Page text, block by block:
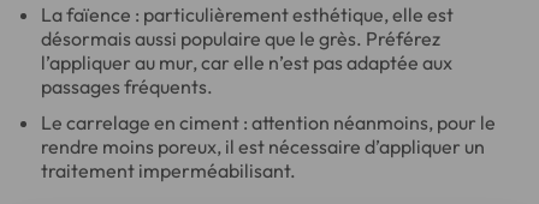
La faïence : particulièrement esthétique, elle est
désormais aussi populaire que le grès. Préférez
l’appliquer au mur, car elle n’est pas adaptée aux
passages fréquents.
Le carrelage en ciment : attention néanmoins, pour le
rendre moins poreux, il est nécessaire d’appliquer un
traitement imperméabilisant.